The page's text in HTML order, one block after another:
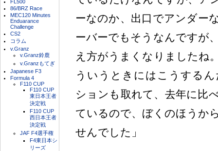
FL500
86/BRZ Race
MEC120 Minutes
Enduarance
Challenge
CS2
コラム
v.Granz
v.Granz鈴鹿
v.Granzもてぎ
Japanese F3
Formula 4
F110 CUP
F110 CUP
東日本王者
決定戦
F110 CUP
西日本王者
決定戦
JAF F4選手権
F4東日本シ
リーズ
ーなのか、出口でアンダー
ーバーでもそうなんですが
え方がうまくなりましたね
ういうときにはこうする
ションも取れて、去年に比
ているので、ぼくのほうか
せんでした」